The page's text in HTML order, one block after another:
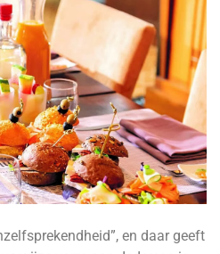
en daar geeft